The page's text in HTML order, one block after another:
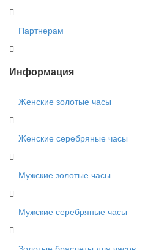
Партнерам
Информация
Женские золотые часы
Женские серебряные часы
Мужские золотые часы
Мужские серебряные часы